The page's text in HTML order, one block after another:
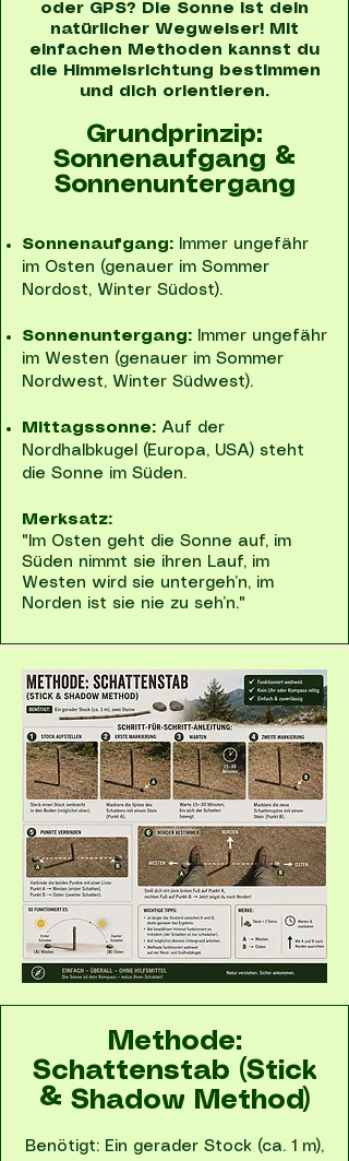
oder GPS? Die Sonne ist dein
natürlicher Wegweiser! Mit
einfachen Methoden kannst du
die Himmelsrichtung bestimmen
und dich orientieren.
Grundprinzip:
Sonnenaufgang &
Sonnenuntergang
Sonnenaufgang:
Immer ungefähr
im Osten (genauer im Sommer
Nordost, Winter Südost).
Sonnenuntergang: Immer ungefähr
im Westen (genauer im Sommer
Nordwest, Winter Südwest).
Mittagssonne: Auf der
Nordhalbkugel (Europa, USA) steht
die Sonne im Süden.
Merksatz:
"Im Osten geht die Sonne auf, im
Süden nimmt sie ihren Lauf, im
Westen wird sie untergeh’n, im
Norden ist sie nie zu seh’n."
Methode:
Schattenstab (Stick
& Shadow Method)
Benötigt: Ein gerader Stock (ca. 1 m),